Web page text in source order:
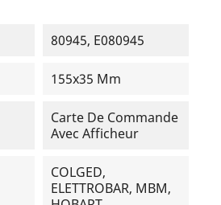
80945, E080945
155x35 Mm
Carte De Commande
Avec Afficheur
COLGED,
ELETTROBAR, MBM,